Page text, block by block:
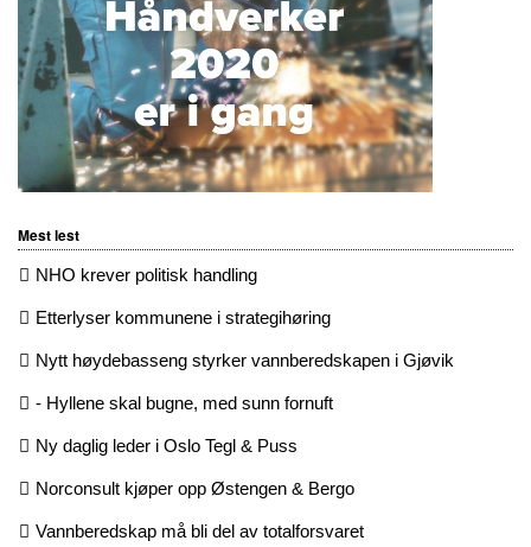
Mest lest
NHO krever politisk handling
Etterlyser kommunene i strategihøring
Nytt høydebasseng styrker vannberedskapen i Gjøvik
- Hyllene skal bugne, med sunn fornuft
Ny daglig leder i Oslo Tegl & Puss
Norconsult kjøper opp Østengen & Bergo
Vannberedskap må bli del av totalforsvaret